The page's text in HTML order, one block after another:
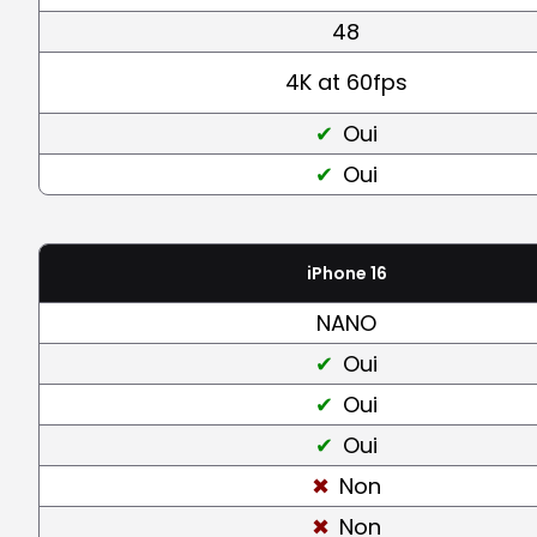
48
4K at 60fps
Oui
Oui
iPhone 16
NANO
Oui
Oui
Oui
Non
Non